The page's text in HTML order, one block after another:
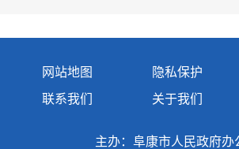
网站地图 隐私保护
联系我们
关于我们
主办：阜康市人民政府办